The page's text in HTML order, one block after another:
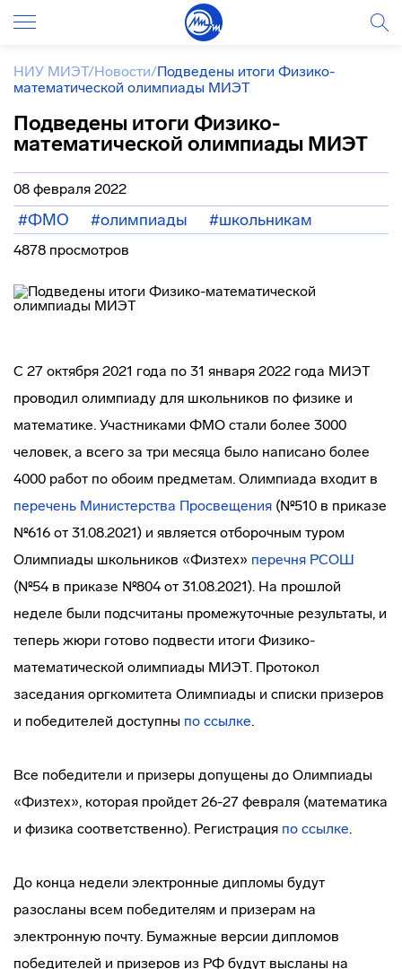
НИУ МИЭТ/Новости/Подведены итоги Физико-
математической олимпиады МИЭТ
Подведены итоги Физико-
математической олимпиады МИЭТ
08 февраля 2022
#ФМО #олимпиады #школьникам
4878 просмотров
С 27 октября 2021 года по 31 января 2022 года МИЭТ
проводил олимпиаду для школьников по физике и
математике. Участниками ФМО стали более 3000
человек, а всего за три месяца было написано более
4000 работ по обоим предметам. Олимпиада входит в
перечень Министерства Просвещения (№510 в приказе
№616 от 31.08.2021) и является отборочным туром
Олимпиады школьников «Физтех» перечня РСОШ
(№54 в приказе №804 от 31.08.2021). На прошлой
неделе были подсчитаны промежуточные результаты, и
теперь жюри готово подвести итоги Физико-
математической олимпиады МИЭТ. Протокол
заседания оргкомитета Олимпиады и списки призеров
и победителей доступны по ссылке.
Все победители и призеры допущены до Олимпиады
«Физтех», которая пройдет 26-27 февраля (математика
и физика соответственно). Регистрация по ссылке.
До конца недели электронные дипломы будут
разосланы всем победителям и призерам на
электронную почту. Бумажные версии дипломов
победителей и призеров из РФ будут высланы на